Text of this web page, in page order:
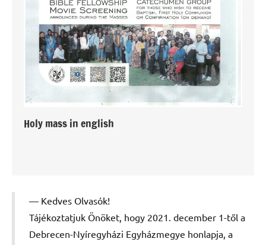
Holy mass in english
Kedves Olvasók!
Tájékoztatjuk Önöket, hogy 2021. december 1-től a
Debrecen-Nyíregyházi Egyházmegye honlapja, a